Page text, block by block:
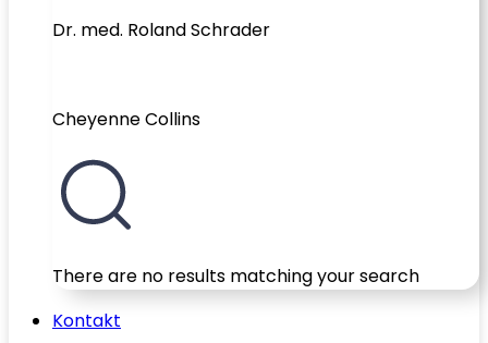
Dr. med. Roland Schrader
Cheyenne Collins
There are no results matching your search
Kontakt